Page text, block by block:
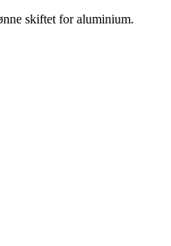
skiftet for aluminium.